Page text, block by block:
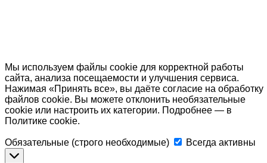
Мы используем файлы cookie для корректной работы
сайта, анализа посещаемости и улучшения сервиса.
Нажимая «Принять все», вы даёте согласие на обработку
файлов cookie. Вы можете отклонить необязательные
cookie или настроить их категории. Подробнее — в
Политике cookie.
Обязательные (строго необходимые)
Обязательные
Всегда активны